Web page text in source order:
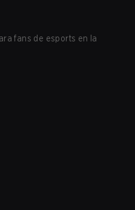
fans de esports en la